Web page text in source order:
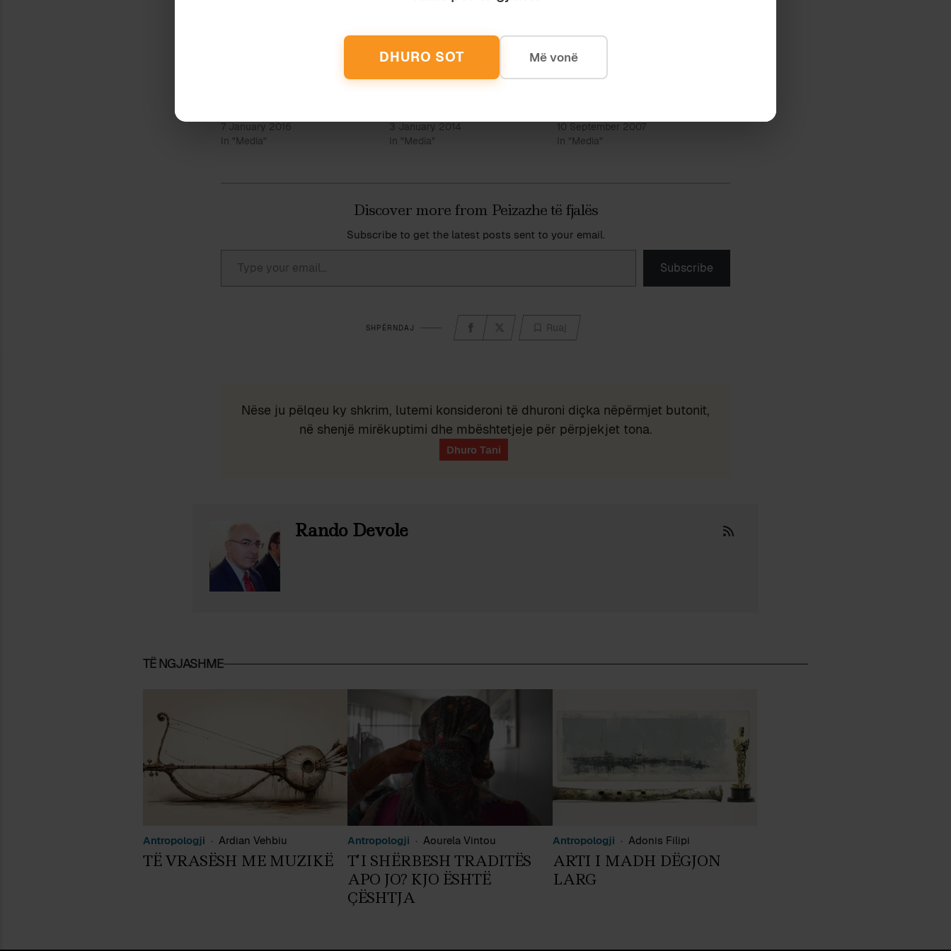
7 January 2016
In "Media"
3 January 2014
In "Media"
10 September 2007
In "Media"
Discover more from Peizazhe të fjalës
Subscribe to get the latest posts sent to your email.
Type your email…
Subscribe
SHPËRNDAJ Ruaj
Nëse ju pëlqeu ky shkrim, lutemi konsideroni të dhuroni diçka nëpërmjet butonit,
në shenjë mirëkuptimi dhe mbështetjeje për përpjekjet tona.
Rando Devole
TË NGJASHME
Antropologji Ardian Vehbiu
TË VRASËSH ME MUZIKË
Antropologji Aourela Vintou
T’I SHËRBESH TRADITËS
APO JO? KJO ËSHTË
ÇËSHTJA
Antropologji Adonis Filipi
ARTI I MADH DËGJON
LARG
DHURO SOT Më vonë